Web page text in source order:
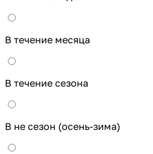
В течение месяца
В течение сезона
В не сезон (осень-зима)